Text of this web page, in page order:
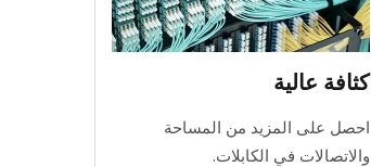
كثافة عالية
احصل على المزيد من المساحة
والاتصالات في الكابلات.